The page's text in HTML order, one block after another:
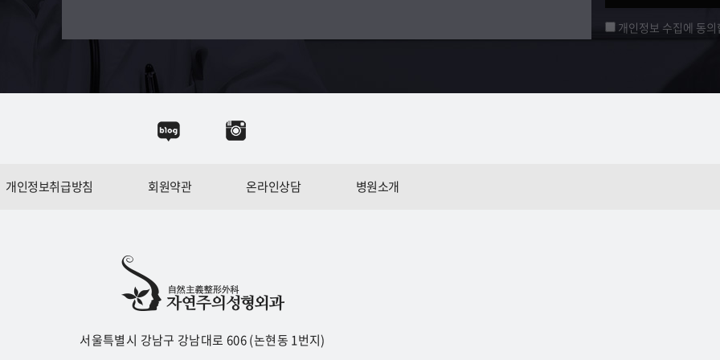
개인정보 수집에 동
개인정보취급방침 회원약관 온라인상담 병원소개
서울특별시 강남구 강남대로 606 (논현동 1번지)